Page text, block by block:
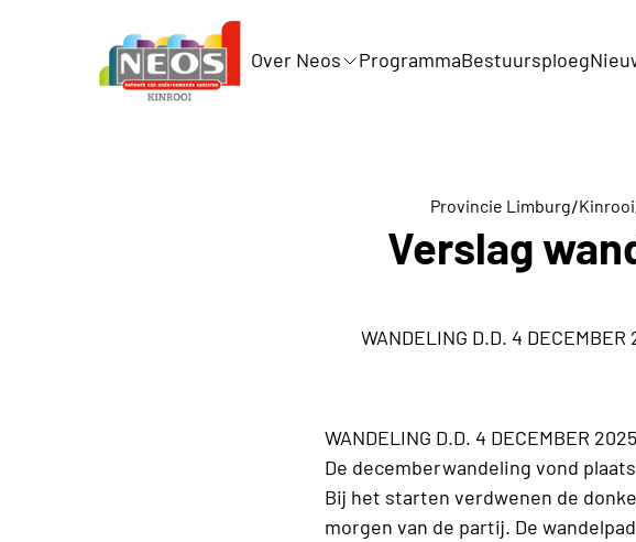
Over Neos ProgrammaBestuursploeg
Provincie Limburg/Kinrooi
Verslag
WANDELING D.D. 4
WANDELING D.D. 4 DECEMBER 2025
De decemberwandeling vond
Bij het starten verdwenen de
morgen van de partij. De